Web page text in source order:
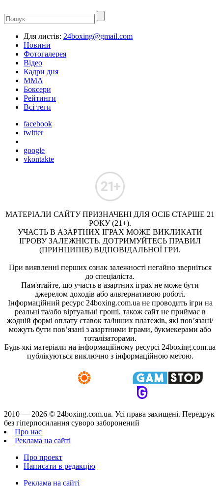
Для листів: 24boxing@gmail.com
Новини
Фотогалерея
Відео
Кадри дня
ММА
Боксери
Рейтинги
Всі теги
facebook
twitter
google
vkontakte
МАТЕРІАЛИ САЙТУ ПРИЗНАЧЕНІ ДЛЯ ОСІБ СТАРШЕ 21
РОКУ (21+).
УЧАСТЬ В АЗАРТНИХ ІГРАХ МОЖЕ ВИКЛИКАТИ
ІГРОВУ ЗАЛЕЖНІСТЬ. ДОТРИМУЙТЕСЬ ПРАВИЛ
(ПРИНЦИПІВ) ВІДПОВІДАЛЬНОЇ ГРИ.
При виявленні перших ознак залежності негайно зверніться
до спеціаліста.
Пам'ятайте, що участь в азартних іграх не може бути
джерелом доходів або альтернативою роботі.
Інформаційний ресурс 24boxing.com.ua не проводить ігри на
реальні та/або віртуальні гроші, також сайт не приймає в
жодній формі оплату ставок та/інших платежів, які пов’язані/
можуть бути пов’язані з азартними іграми, букмекерами або
тоталізаторами.
Будь-які матеріали на інформаційному ресурсі 24boxing.com.ua
публікуються виключно з інформаційною метою.
2010 — 2026 © 24boxing.com.ua. Усi права захищенi. Передрук
без гіперпосилання суворо заборонений
Про нас
Реклама на сайті
Про проект
Написати в редакцію
Реклама на сайті